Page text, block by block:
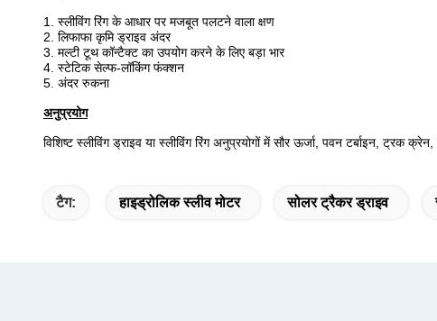
1. स्लीविंग रिंग के आधार पर मजबूत पलटने वाला क्षण
2. लिफाफा कृमि ड्राइव अंदर
3. मल्टी टूथ कॉन्टैक्ट का उपयोग करने के लिए बड़ा भार
4. स्टेटिक सेल्फ-लॉकिंग फंक्शन
5. अंदर रुकना
अनुप्रयोग
विशिष्ट स्लीविंग ड्राइव या स्लीविंग रिंग अनुप्रयोगों में सौर ऊर्जा, पवन टर्बाइन,
टैग: हाइड्रोलिक स्लीव मोटर सोलर ट्रैकर ड्राइव